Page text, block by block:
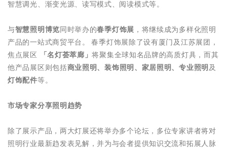
智慧调光、渐变光源、读写模式、阅读模式等。
与智慧照明博览同时举办的春季灯饰展 ，将继续成为多样化照明
产品的一站式商贸平台。
春季灯饰展除了设有厦门及江苏展团，
焦点展区
「名灯荟萃廊」将聚集全球知名品牌的高质灯具，而其
他产品展区则包括商业照明、装饰照明、家居照明、专业照明及
灯饰配件等。
市场专家分享照明趋势
除了展示产品，两大灯展还将举办多个论坛，多位专家讲者将对
照明行业最新趋发表见解，并为与会者提供知识交流和拓展人脉